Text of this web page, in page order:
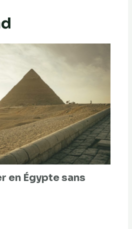
en Égypte sans